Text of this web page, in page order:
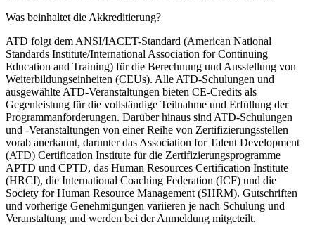
Was beinhaltet die Akkreditierung?
ATD folgt dem ANSI/IACET-Standard (American National
Standards Institute/International Association for Continuing
Education and Training) für die Berechnung und Ausstellung von
Weiterbildungseinheiten (CEUs). Alle ATD-Schulungen und
ausgewählte ATD-Veranstaltungen bieten CE-Credits als
Gegenleistung für die vollständige Teilnahme und Erfüllung der
Programmanforderungen. Darüber hinaus sind ATD-Schulungen
und -Veranstaltungen von einer Reihe von Zertifizierungsstellen
vorab anerkannt, darunter das Association for Talent Development
(ATD) Certification Institute für die Zertifizierungsprogramme
APTD und CPTD, das Human Resources Certification Institute
(HRCI), die International Coaching Federation (ICF) und die
Society for Human Resource Management (SHRM). Gutschriften
und vorherige Genehmigungen variieren je nach Schulung und
Veranstaltung und werden bei der Anmeldung mitgeteilt.